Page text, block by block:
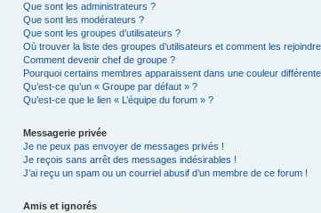
Que sont les administrateurs ?
Que sont les modérateurs ?
Que sont les groupes d’utilisateurs ?
Où trouver la liste des groupes d’utilisateurs et comment les
Comment devenir chef de groupe ?
Pourquoi certains membres apparaissent dans une couleur
Qu’est-ce qu’un « Groupe par défaut » ?
Qu’est-ce que le lien « L’équipe du forum » ?
Messagerie privée
Je ne peux pas envoyer de messages privés !
Je reçois sans arrêt des messages indésirables !
J’ai reçu un spam ou un courriel abusif d’un membre de ce forum !
Amis et ignorés